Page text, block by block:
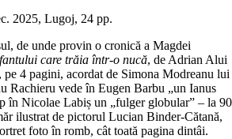
2025, Lugoj, 24 pp.
de unde provin o cronică a Magdei
care trăia într-o nucă, de Adrian Alui
4 pagini, acordat de Simona Modreanu lui
Rachieru vede în Eugen Barbu „un Ianus
în Nicolae Labiș un „fulger globular” – la 90
ilustrat de pictorul Lucian Binder-Cătană,
foto în romb, cât toată pagina dintâi.